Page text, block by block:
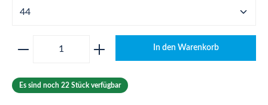
Produkt Anzahl: Gib den gewünschten
In den Warenkorb
Es sind noch 22 Stück verfügbar